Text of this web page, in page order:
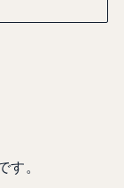
す。